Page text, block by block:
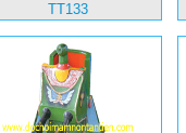
TT133